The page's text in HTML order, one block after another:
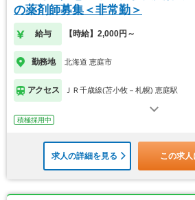
の薬剤師募集＜非常勤＞
給与 【時給】2,000円～
勤務地 北海道 恵庭市
アクセス ＪＲ千歳線(苫小牧－札幌) 恵庭駅
積極採用中
求人の詳細を見る この求